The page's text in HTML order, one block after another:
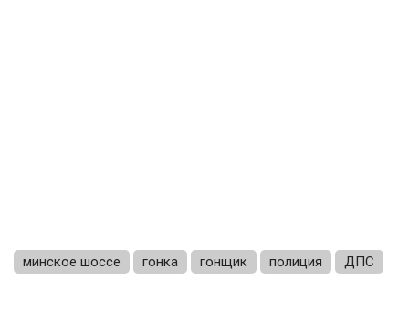
минское шоссе гонка гонщик полиция ДПС